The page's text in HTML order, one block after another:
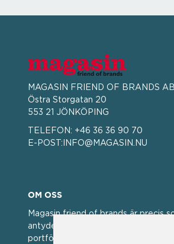
MAGASIN FRIEND OF BRANDS AB
Östra Storgatan 20
553 21 JÖNKÖPING
TELEFON: +46 36 36 90 70
E-POST: INFO@MAGASIN.NU
OM OSS
Magasin friend of brands är precis
antyder; en vän av varumärken. Vi
portfölj med välkända varumärken